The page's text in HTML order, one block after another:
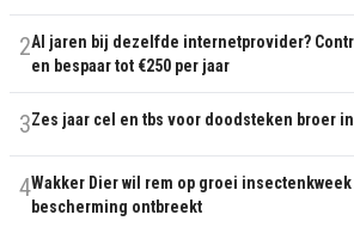
2Al jaren bij dezelfde internetprovider?
en bespaar tot €250 per jaar
3Zes jaar cel en tbs voor doodsteken broer
4Wakker Dier wil rem op groei
bescherming ontbreekt